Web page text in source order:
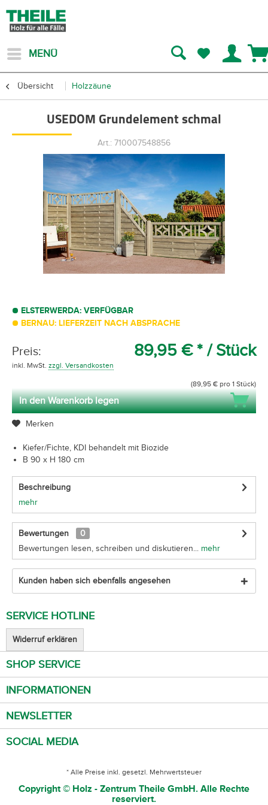
MENÜ
Übersicht Holzzäune
USEDOM Grundelement schmal
Art.: 710007548856
ELSTERWERDA: VERFÜGBAR
BERNAU: LIEFERZEIT NACH ABSPRACHE
Preis: 89,95 € * / Stück
inkl. MwSt. zzgl. Versandkosten
(89,95 € pro 1 Stück)
In den Warenkorb legen
Merken
Kiefer/Fichte, KDI behandelt mit Biozide
B 90 x H 180 cm
Beschreibung
mehr
Bewertungen
0
Bewertungen lesen, schreiben und diskutieren... mehr
Kunden haben sich ebenfalls angesehen
SERVICE HOTLINE
Widerruf erklären
SHOP SERVICE
INFORMATIONEN
NEWSLETTER
SOCIAL MEDIA
* Alle Preise inkl. gesetzl. Mehrwertsteuer
Copyright © Holz - Zentrum Theile GmbH. Alle Rechte
reserviert.